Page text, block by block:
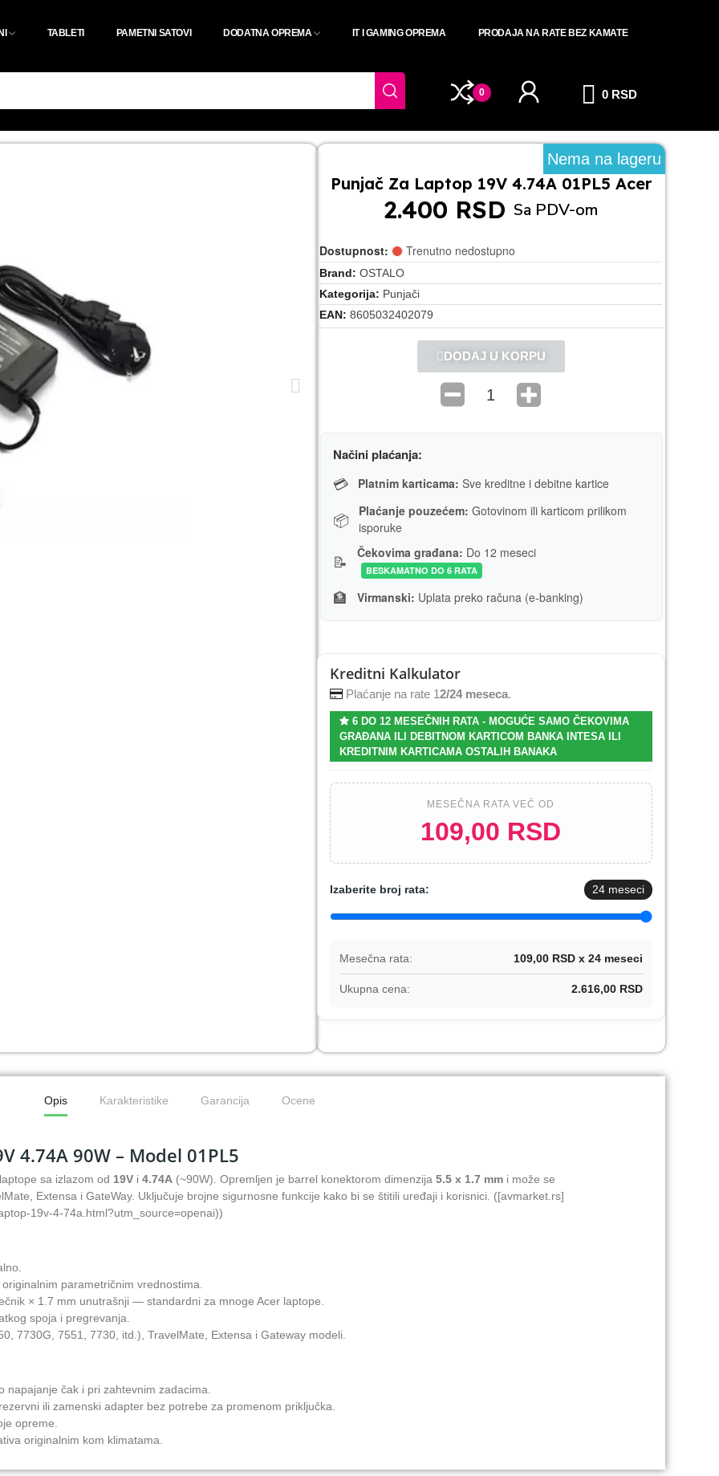
TABLETI PAMETNI SATOVI DODATNA OPREMA IT I GAMING OPREMA PRODAJA NA RATE BEZ KAMATE
0 0 RSD
Nema na lageru
Punjač Za Laptop 19V 4.74A 01PL5 Acer
2.400 RSD Sa PDV-om
Dostupnost: Trenutno nedostupno
Brand
OSTALO
Kategorija
Punjači
EAN 8605032402079
DODAJ U KORPU
Načini plaćanja:
💳 Platnim karticama: Sve kreditne i debitne kartice
📦 Plaćanje pouzećem: Gotovinom ili karticom prilikom
isporuke
📝 Čekovima građana: Do 12 meseci
BESKAMATNO DO 6 RATA
🏦 Virmanski: Uplata preko računa (e-banking)
Kreditni Kalkulator
Plaćanje na rate 12/24 meseca.
6 DO 12 MESEČNIH RATA - MOGUĆE SAMO ČEKOVIMA
GRAĐANA ILI DEBITNOM KARTICOM BANKA INTESA ILI
KREDITNIM KARTICAMA OSTALIH BANAKA
MESEČNA RATA VEĆ OD
109,00 RSD
Izaberite broj rata: 24meseci
Mesečna rata: 109,00 RSD x 24 meseci
Ukupna cena: 2.616,00 RSD
Opis Karakteristike Garancija Ocene
4.74A 90W – Model 01PL5
sa izlazom od 19V i 4.74A (~90W). Opremljen je barrel konektorom dimenzija 5.5 x 1.7 mm i može se
Extensa i GateWay. Uključuje brojne sigurnosne funkcije kako bi se štitili uređaji i korisnici. ([avmarket.rs]
19v-4-74a.html?utm_source=openai))
parametričnim vrednostima.
× 1.7 mm unutrašnji — standardni za mnoge Acer laptope.
spoja i pregrevanja.
7730G, 7551, 7730, itd.), TravelMate, Extensa i Gateway modeli.
čak i pri zahtevnim zadacima.
ili zamenski adapter bez potrebe za promenom priključka.
opreme.
originalnim kom klimatama.